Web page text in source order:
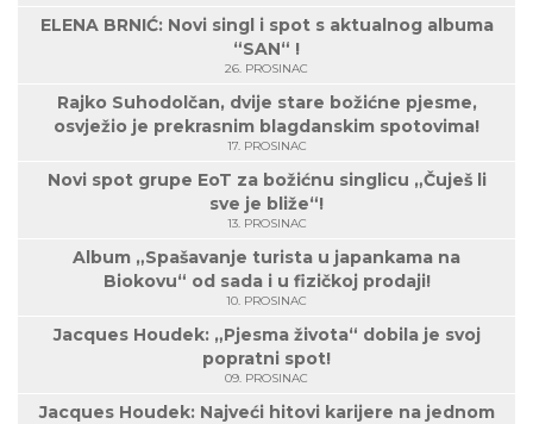
ELENA BRNIĆ: Novi singl i spot s aktualnog albuma
“SAN“ !
26. PROSINAC
Rajko Suhodolčan, dvije stare božićne pjesme,
osvježio je prekrasnim blagdanskim spotovima!
17. PROSINAC
Novi spot grupe EoT za božićnu singlicu „Čuješ li
sve je bliže“!
13. PROSINAC
Album „Spašavanje turista u japankama na
Biokovu“ od sada i u fizičkoj prodaji!
10. PROSINAC
Jacques Houdek: „Pjesma života“ dobila je svoj
popratni spot!
09. PROSINAC
Jacques Houdek: Najveći hitovi karijere na jednom